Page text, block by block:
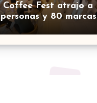
Coffee Fest atrajo a
y 80 marcas